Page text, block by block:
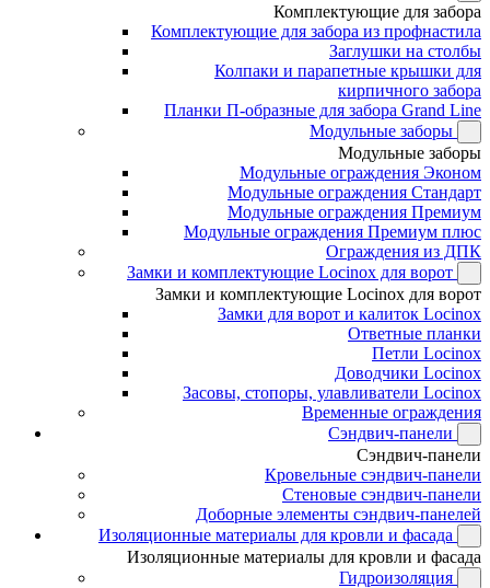
Комплектующие для забора
Комплектующие для забора из профнастила
Заглушки на столбы
Колпаки и парапетные крышки для
кирпичного забора
Планки П-образные для забора Grand Line
Модульные заборы
Модульные заборы
Модульные ограждения Эконом
Модульные ограждения Стандарт
Модульные ограждения Премиум
Модульные ограждения Премиум плюс
Ограждения из ДПК
Замки и комплектующие Locinox для ворот
Замки и комплектующие Locinox для ворот
Замки для ворот и калиток Locinox
Ответные планки
Петли Locinox
Доводчики Locinox
Засовы, стопоры, улавливатели Locinox
Временные ограждения
Сэндвич-панели
Сэндвич-панели
Кровельные сэндвич-панели
Стеновые сэндвич-панели
Доборные элементы сэндвич-панелей
Изоляционные материалы для кровли и фасада
Изоляционные материалы для кровли и фасада
Гидроизоляция